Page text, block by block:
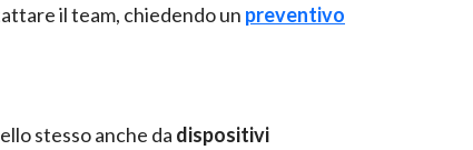
il team, chiedendo un preventivo
stesso anche da dispositivi